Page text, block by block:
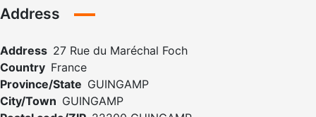
Address
Address 27 Rue du Maréchal Foch
Country France
Province/State GUINGAMP
City/Town GUINGAMP